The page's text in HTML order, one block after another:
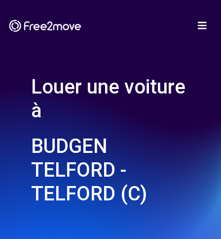
Louer une voiture
à
BUDGEN
TELFORD -
TELFORD (C)